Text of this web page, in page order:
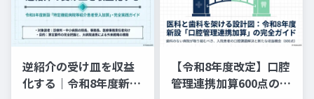
逆紹介の受け皿を収益
化する｜令和8年度新設
【令和8年度改定】口腔
管理連携加算600点の算